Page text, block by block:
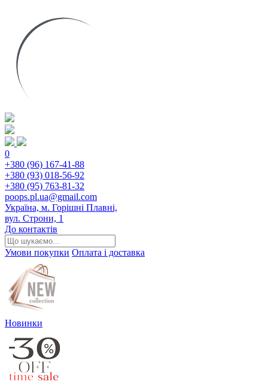
0
+380 (96) 167-41-88
+380 (93) 018-56-92
+380 (95) 763-81-32
poops.pl.ua@gmail.com
Україна, м. Горішні Плавні,
вул. Строни, 1
До контактів
Умови покупки Оплата і доставка
Новинки